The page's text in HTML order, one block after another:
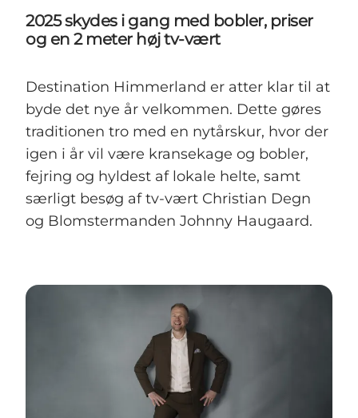
Info Spots
Om Destination Himmerland
2025 skydes i gang med bobler, priser
og en 2 meter høj tv-vært
Destination Himmerland er atter klar til at
byde det nye år velkommen. Dette gøres
traditionen tro med en nytårskur, hvor der
igen i år vil være kransekage og bobler,
fejring og hyldest af lokale helte, samt
særligt besøg af tv-vært Christian Degn
og Blomstermanden Johnny Haugaard.